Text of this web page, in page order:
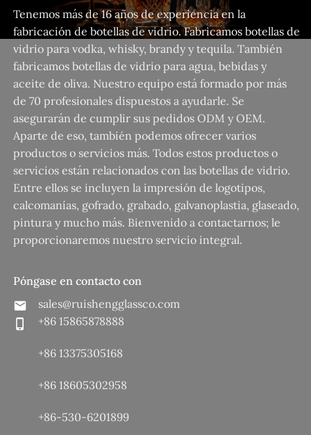
Tenemos más de 16 años de experiencia en la
fabricación de botellas de vidrio. Fabricamos botellas de
vidrio para vodka, whisky, brandy y tequila. También
fabricamos botellas de vidrio para agua, bebidas y
aceite de oliva. Nuestro equipo está formado por más
de 70 profesionales dispuestos a ayudarle. Se
asegurarán de cumplir sus pedidos ODM y OEM.
Aparte de eso, también podemos ofrecer varios
productos o servicios más. Todos estos productos o
servicios están relacionados con las botellas de vidrio.
Entre ellos se incluyen la impresión de logotipos,
calcomanías, gofrado, grabado, galvanoplastia, glaseado,
pintura y mucho más. Bienvenido a contactarnos; le
proporcionaremos nuestro servicio integral.
Póngase en contacto con
sales@ruishengglassco.com
+86 15865878888
+86 13375305168
+86 18605302958
+86-530-6201899